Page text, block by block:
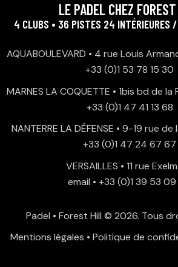
LE PADEL CHEZ
4 CLUBS • 36 PISTES 24 INTÉRIEURES /
AQUABOULEVARD • 4 rue Louis
+33 (0)1 53 78 15 30
MARNES LA COQUETTE • 1bis bd de la
+33 (0)1 47 41 13 68
NANTERRE LA DÉFENSE • 9-19 rue
+33 (0)1 47 24 67 67
VERSAILLES • 11 rue
email • +33 (0)1 39 53
Padel • Forest Hill © 2026. Tous
Mentions légales • Politique de